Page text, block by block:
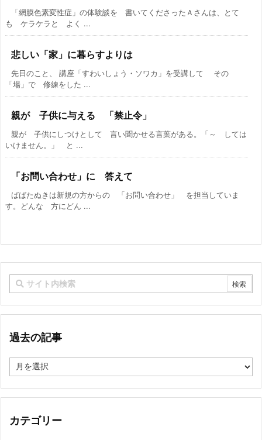
「網膜色素変性症」の体験談を 書いてくださったＡさんは、とて
も ケラケラと よく ...
悲しい「家」に暮らすよりは
先日のこと、 講座「すわいしょう・ソワカ」を受講して その
「場」で 修練をした ...
親が 子供に与える 「禁止令」
親が 子供にしつけとして 言い聞かせる言葉がある。「～ しては
いけません。」 と ...
「お問い合わせ」に 答えて
ばばたぬきは新規の方からの 「お問い合わせ」 を担当していま
す。どんな 方にどん ...
過去の記事
去
記
カテゴリー